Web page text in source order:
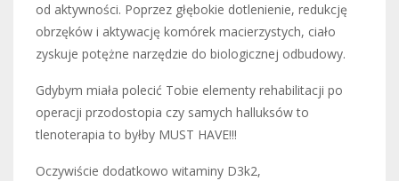
od aktywności. Poprzez głębokie dotlenienie, redukcję
obrzęków i aktywację komórek macierzystych, ciało
zyskuje potężne narzędzie do biologicznej odbudowy.
Gdybym miała polecić Tobie elementy rehabilitacji po
operacji przodostopia czy samych halluksów to
tlenoterapia to byłby MUST HAVE!!!
Oczywiście dodatkowo witaminy D3k2,